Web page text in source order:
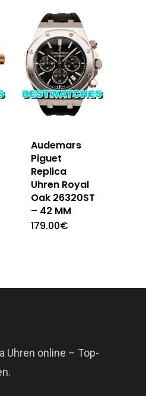
Audemars
Piguet
Replica
Uhren Royal
Oak 26320ST
– 42 MM
179.00€
Uhren online – Top-